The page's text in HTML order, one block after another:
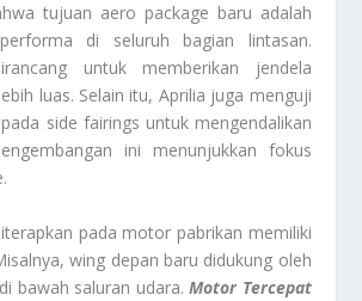
tujuan aero package baru adalah
di seluruh bagian lintasan.
untuk memberikan jendela
luas. Selain itu, Aprilia juga menguji
side fairings untuk mengendalikan
ini menunjukkan fokus
pada motor pabrikan memiliki
wing depan baru didukung oleh
bawah saluran udara.Motor Tercepat